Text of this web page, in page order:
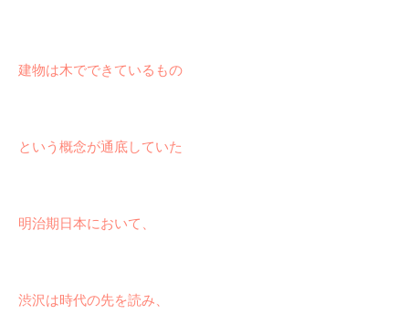
建物は木でできているもの
という概念が通底していた
明治期日本において、
渋沢は時代の先を読み、